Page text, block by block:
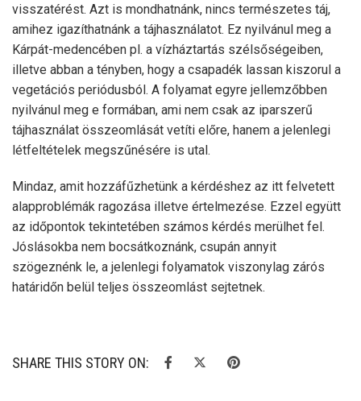
visszatérést. Azt is mondhatnánk, nincs természetes táj,
amihez igazíthatnánk a tájhasználatot. Ez nyilvánul meg a
Kárpát-medencében pl. a vízháztartás szélsőségeiben,
illetve abban a tényben, hogy a csapadék lassan kiszorul a
vegetációs periódusból. A folyamat egyre jellemzőbben
nyilvánul meg e formában, ami nem csak az iparszerű
tájhasználat összeomlását vetíti előre, hanem a jelenlegi
létfeltételek megszűnésére is utal.
Mindaz, amit hozzáfűzhetünk a kérdéshez az itt felvetett
alapproblémák ragozása illetve értelmezése. Ezzel együtt
az időpontok tekintetében számos kérdés merülhet fel.
Jóslásokba nem bocsátkoznánk, csupán annyit
szögeznénk le, a jelenlegi folyamatok viszonylag zárós
határidőn belül teljes összeomlást sejtetnek.
SHARE THIS STORY ON: